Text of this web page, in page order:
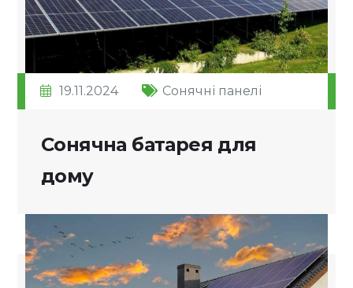
19.11.2024 Сонячні панелі
Сонячна батарея для
дому